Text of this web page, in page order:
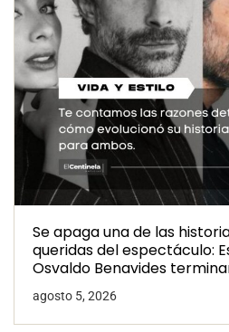
Se apaga una de las
queridas del espectáculo:
Osvaldo Benavides
agosto 5, 2026